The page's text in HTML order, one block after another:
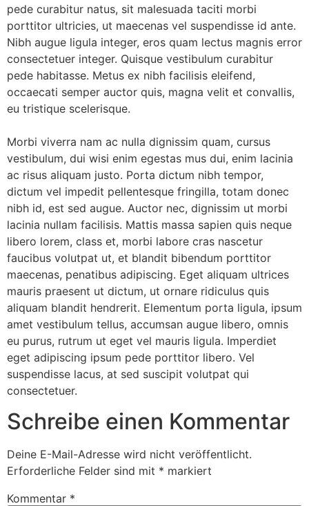
pede curabitur natus, sit malesuada taciti morbi
porttitor ultricies, ut maecenas vel suspendisse id ante.
Nibh augue ligula integer, eros quam lectus magnis error
consectetuer integer. Quisque vestibulum curabitur
pede habitasse. Metus ex nibh facilisis eleifend,
occaecati semper auctor quis, magna velit et convallis,
eu tristique scelerisque.
Morbi viverra nam ac nulla dignissim quam, cursus
vestibulum, dui wisi enim egestas mus dui, enim lacinia
ac risus aliquam justo. Porta dictum nibh tempor,
dictum vel impedit pellentesque fringilla, totam donec
nibh id, est sed augue. Auctor nec, dignissim ut morbi
lacinia nullam facilisis. Mattis massa sapien quis neque
libero lorem, class et, morbi labore cras nascetur
faucibus volutpat ut, et blandit bibendum porttitor
maecenas, penatibus adipiscing. Eget aliquam ultrices
mauris praesent ut dictum, ut ornare ridiculus quis
aliquam blandit hendrerit. Elementum porta ligula, ipsum
amet vestibulum tellus, accumsan augue libero, omnis
eu purus, rutrum ut eget vel mauris ligula. Imperdiet
eget adipiscing ipsum pede porttitor libero. Vel
suspendisse lacus, at sed suscipit volutpat qui
consectetuer.
Schreibe einen Kommentar
Deine E-Mail-Adresse wird nicht veröffentlicht.
Erforderliche Felder sind mit * markiert
Kommentar *